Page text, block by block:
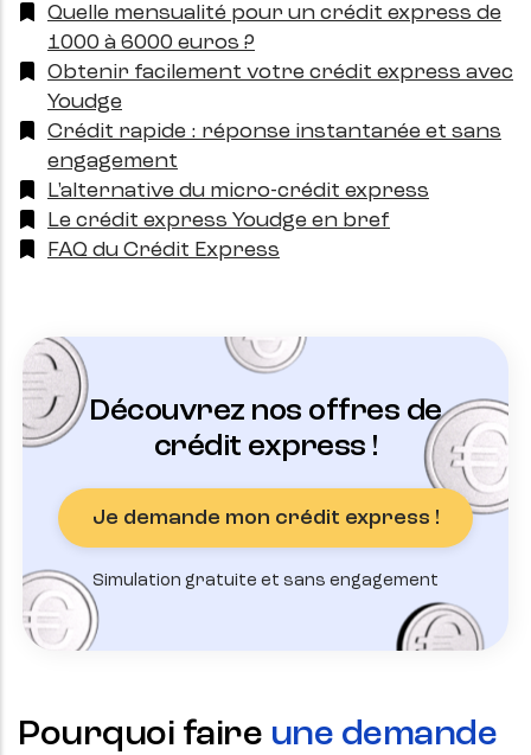
Quelle mensualité pour un crédit express de
1000 à 6000 euros ?
Obtenir facilement votre crédit express avec
Youdge
Crédit rapide : réponse instantanée et sans
engagement
L'alternative du micro-crédit express
Le crédit express Youdge en bref
FAQ du Crédit Express
Découvrez nos offres de
crédit express !
Je demande mon crédit express !
Simulation gratuite et sans engagement
Pourquoi faire une demande